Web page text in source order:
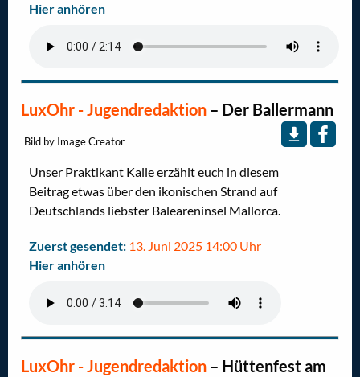
Hier anhören
LuxOhr - Jugendredaktion – Der Ballermann
Bild by Image Creator
Unser Praktikant Kalle erzählt euch in diesem
Beitrag etwas über den ikonischen Strand auf
Deutschlands liebster Baleareninsel Mallorca.
Zuerst gesendet: 13. Juni 2025 14:00 Uhr
Hier anhören
LuxOhr - Jugendredaktion – Hüttenfest am